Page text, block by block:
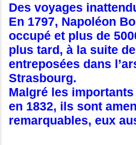
Des voyages
En 1797, Napoléon
occupé et plus de
plus tard, à la suite
entreposées dans
Strasbourg.
Malgré les
en 1832, ils sont
remarquables, eux